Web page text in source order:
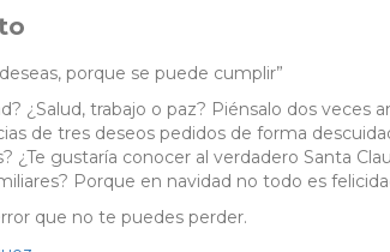
porque se puede cumplir”
¿Salud, trabajo o paz? Piénsalo dos
de tres deseos pedidos de forma
¿Te gustaría conocer al verdadero Santa
Porque en navidad no todo es
que no te puedes perder.